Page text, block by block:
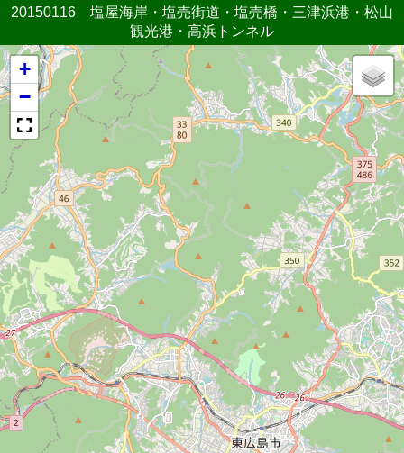
20150116 塩屋海岸・塩売街道・塩売橋・三津浜港・松山
観光港・高浜トンネル
+
−